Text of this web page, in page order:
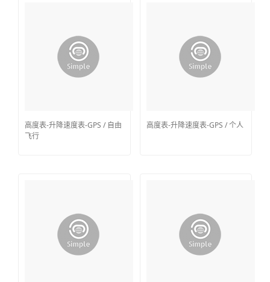
高度表-升降速度表-GPS / 自由
飞行
高度表-升降速度表-GPS / 个人